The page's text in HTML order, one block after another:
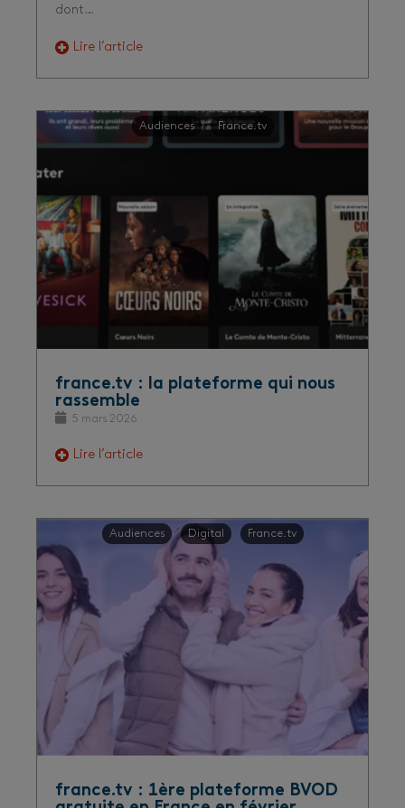
dont…
Lire l’article
Audiences France.tv
france.tv : la plateforme qui nous
rassemble
5 mars 2026
Lire l’article
Audiences Digital France.tv
france.tv : 1ère plateforme BVOD